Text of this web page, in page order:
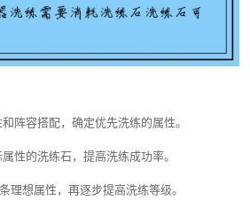
阵容搭配，确定优先洗练的属性。
性的洗练石，提高洗练成功率。
理想属性，再逐步提高洗练等级。